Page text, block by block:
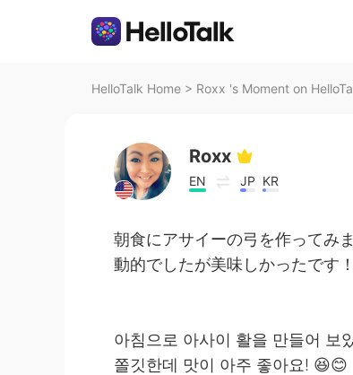
HelloTalk Home > Roxx 's Moment on
Roxx
EN JP KR
朝食にアサイーの弓を作ってみ
動的でしたが美味しかったです
아침으로 아사이 활을 만들어 보
쫄깃한데 맛이 아주 좋아요! 😆😊